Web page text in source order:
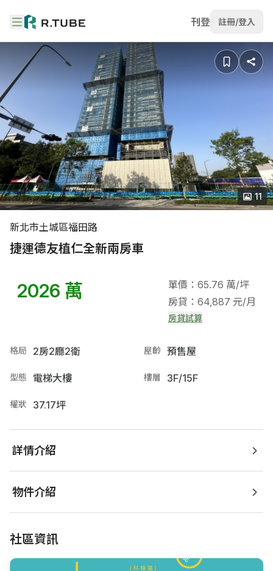
刊登 註冊/登入
新北市土城區福田路
捷運德友植仁全新兩房車
11
2026 萬
單價：65.76 萬/坪
房貸：64,887 元/月
房貸試算
格局 2房2廳2衛 屋齡 預售屋
型態 電梯大樓 樓層 3F/15F
權狀 37.17坪
詳情介紹
物件介紹
社區資訊